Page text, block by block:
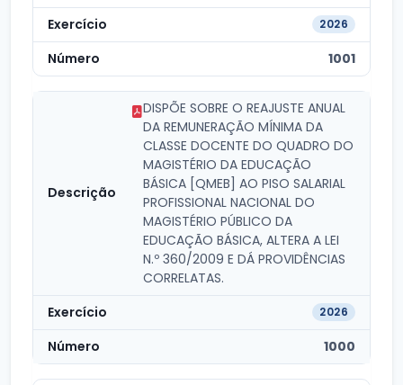
2026
1001
DISPÕE SOBRE O REAJUSTE ANUAL
DA REMUNERAÇÃO MÍNIMA DA
CLASSE DOCENTE DO QUADRO DO
MAGISTÉRIO DA EDUCAÇÃO
BÁSICA [QMEB] AO PISO SALARIAL
PROFISSIONAL NACIONAL DO
MAGISTÉRIO PÚBLICO DA
EDUCAÇÃO BÁSICA, ALTERA A LEI
N.º 360/2009 E DÁ PROVIDÊNCIAS
CORRELATAS.
2026
1000